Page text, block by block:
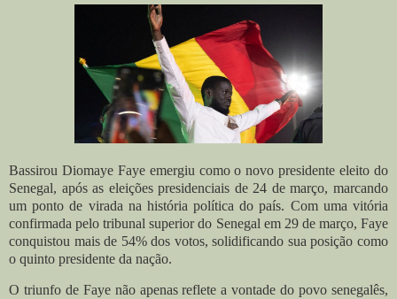
Bassirou Diomaye Faye emergiu como o novo presidente eleito do
Senegal, após as eleições presidenciais de 24 de março, marcando
um ponto de virada na história política do país. Com uma vitória
confirmada pelo tribunal superior do Senegal em 29 de março, Faye
conquistou mais de 54% dos votos, solidificando sua posição como
o quinto presidente da nação.
O triunfo de Faye não apenas reflete a vontade do povo senegalês,